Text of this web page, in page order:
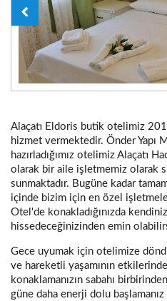
Alaçatı Eldoris butik otelimiz
hizmet vermektedir. Önder Yapı
hazırladığımız otelimiz Alaçatı
olarak bir aile işletmemiz olarak
sunmaktadır. Bugüne kadar
içinde bizim için en özel
Otel'de konakladığınızda
hissedeceğinizinden emin
Gece uyumak için otelimize
ve hareketli yaşamının
konaklamanızın sabahı
güne daha enerji dolu